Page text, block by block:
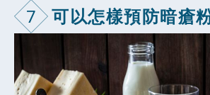
7 可以怎樣預防暗瘡